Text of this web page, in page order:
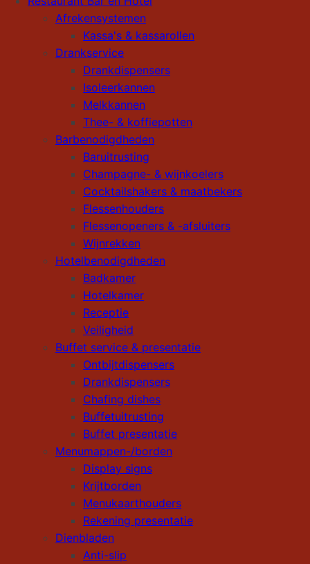
Afrekensystemen
Kassa's & kassarollen
Drankservice
Drankdispensers
Isoleerkannen
Melkkannen
Thee- & koffiepotten
Barbenodigdheden
Baruitrusting
Champagne- & wijnkoelers
Cocktailshakers & maatbekers
Flessenhouders
Flessenopeners & -afsluiters
Wijnrekken
Hotelbenodigdheden
Badkamer
Hotelkamer
Receptie
Veiligheid
Buffet service & presentatie
Ontbijtdispensers
Drankdispensers
Chafing dishes
Buffetuitrusting
Buffet presentatie
Menumappen-/borden
Display signs
Krijtborden
Menukaarthouders
Rekening presentatie
Dienbladen
Anti-slip